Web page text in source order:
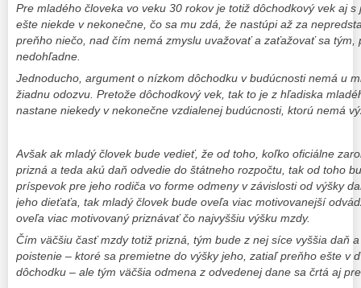
Pre mladého človeka vo veku 30 rokov je totiž dôchodkový vek aj
ešte niekde v nekonečne, čo sa mu zdá, že nastúpi až za
preňho niečo, nad čím nemá zmyslu uvažovať a zaťažovať sa tým,
nedohľadne.
Jednoducho, argument o nízkom dôchodku v budúcnosti nemá u
žiadnu odozvu. Pretože dôchodkový vek, tak to je z hľadiska
nastane niekedy v nekonečne vzdialenej budúcnosti, ktorú nemá
Avšak ak mladý človek bude vedieť, že od toho, koľko oficiálne
prizná a teda akú daň odvedie do štátneho rozpočtu, tak od toho
príspevok pre jeho rodiča vo forme odmeny v závislosti od výšky
jeho dieťaťa, tak mladý človek bude oveľa viac motivovanejší
oveľa viac motivovaný priznávať čo najvyššiu výšku mzdy.
Čím väčšiu časť mzdy totiž prizná, tým bude z nej síce vyššia daň
poistenie – ktoré sa premietne do výšky jeho, zatiaľ preňho ešte v
dôchodku – ale tým väčšia odmena z odvedenej dane sa črtá aj